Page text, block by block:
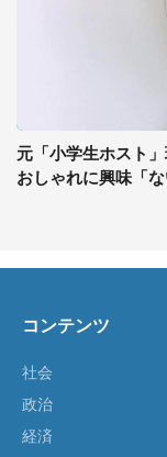
元「小学生ホスト
おしゃれに興味「
コンテンツ
社会
政治
経済